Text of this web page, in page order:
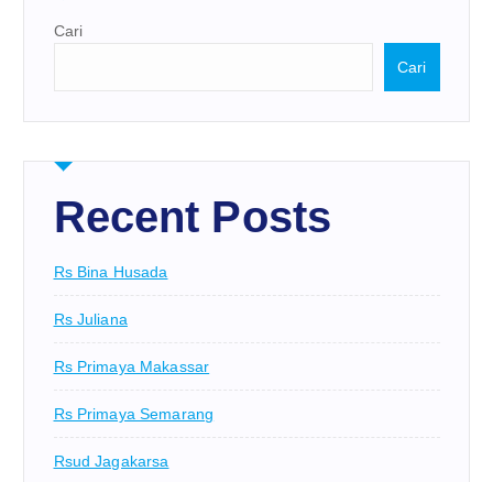
Cari
Cari
Recent Posts
Rs Bina Husada
Rs Juliana
Rs Primaya Makassar
Rs Primaya Semarang
Rsud Jagakarsa